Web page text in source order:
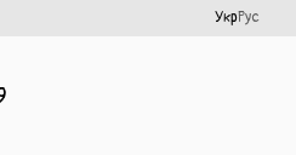
УкрРус